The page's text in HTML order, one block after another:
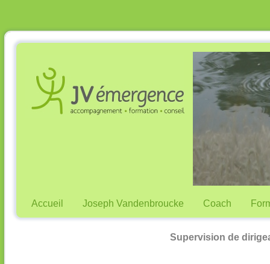
Accueil Joseph Vandenbroucke Coach
Supervision de